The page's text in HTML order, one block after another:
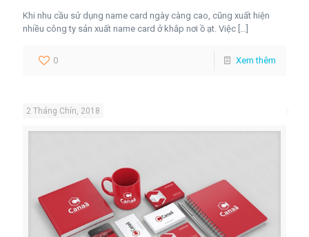
Khi nhu cầu sử dụng name card ngày càng cao, cũng xuất hiện
nhiều công ty sản xuất name card ở khắp nơi ồ ạt. Việc […]
0 Xem thêm
2 Tháng Chín, 2018